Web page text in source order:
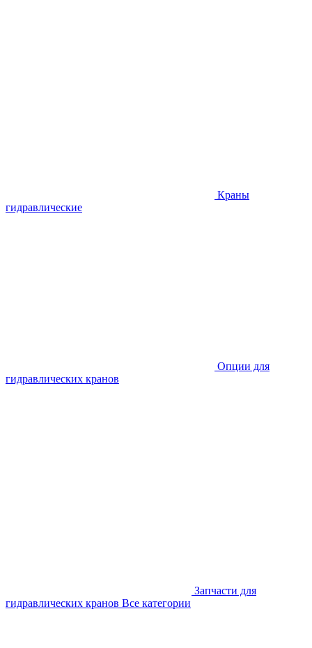
Краны
гидравлические
Опции для
гидравлических кранов
Запчасти для
гидравлических кранов Все категории